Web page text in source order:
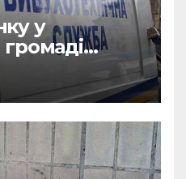
у
громаді
міну